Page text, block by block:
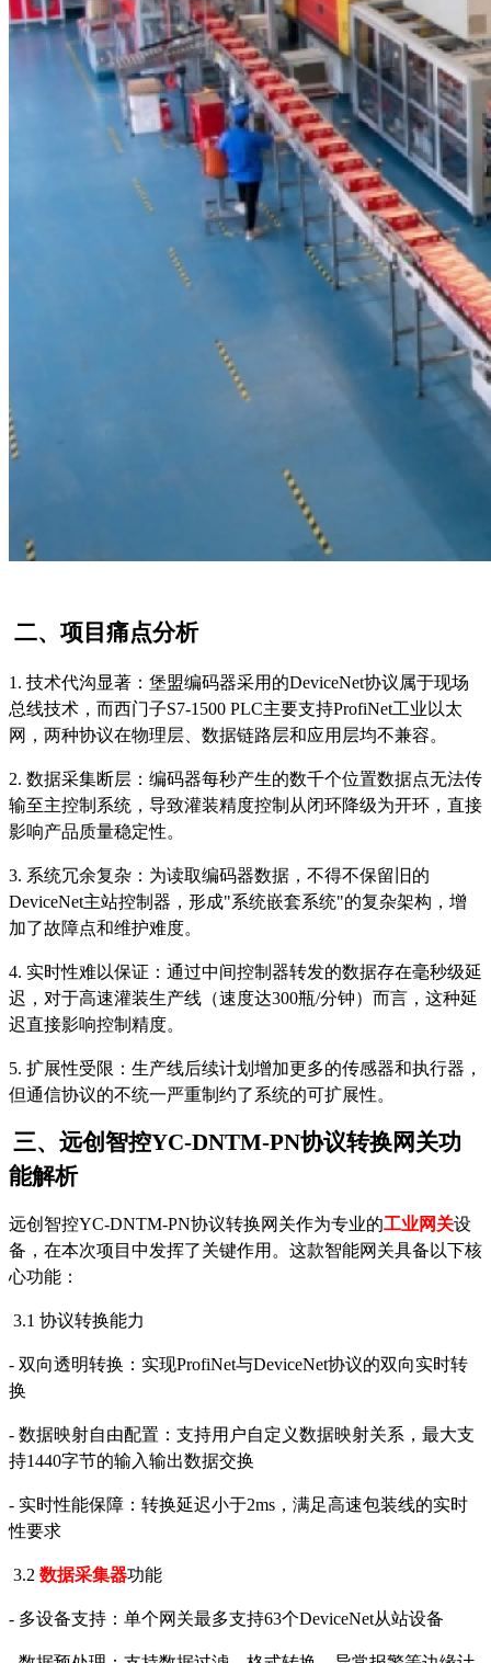
二、项目痛点分析
1. 技术代沟显著：堡盟编码器采用的DeviceNet协议属于现场
总线技术，而西门子S7-1500 PLC主要支持ProfiNet工业以太
网，两种协议在物理层、数据链路层和应用层均不兼容。
2. 数据采集断层：编码器每秒产生的数千个位置数据点无法传
输至主控制系统，导致灌装精度控制从闭环降级为开环，直接
影响产品质量稳定性。
3. 系统冗余复杂：为读取编码器数据，不得不保留旧的
DeviceNet主站控制器，形成"系统嵌套系统"的复杂架构，增
加了故障点和维护难度。
4. 实时性难以保证：通过中间控制器转发的数据存在毫秒级延
迟，对于高速灌装生产线（速度达300瓶/分钟）而言，这种延
迟直接影响控制精度。
5. 扩展性受限：生产线后续计划增加更多的传感器和执行器，
但通信协议的不统一严重制约了系统的可扩展性。
三、远创智控YC-DNTM-PN协议转换网关功
能解析
远创智控YC-DNTM-PN协议转换网关作为专业的工业网关设
备，在本次项目中发挥了关键作用。这款智能网关具备以下核
心功能：
3.1 协议转换能力
- 双向透明转换：实现ProfiNet与DeviceNet协议的双向实时转
换
- 数据映射自由配置：支持用户自定义数据映射关系，最大支
持1440字节的输入输出数据交换
- 实时性能保障：转换延迟小于2ms，满足高速包装线的实时
性要求
3.2 数据采集器功能
- 多设备支持：单个网关最多支持63个DeviceNet从站设备